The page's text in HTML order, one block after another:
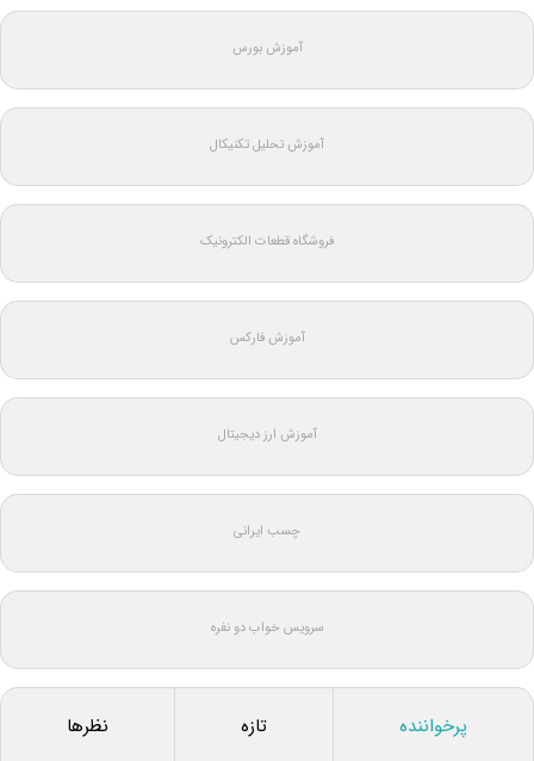
آموزش بورس
آموزش تحلیل تکنیکال
فروشگاه قطعات الکترونیک
آموزش فارکس
آموزش ارز دیجیتال
چسب ایرانی
سرویس خواب دو نفره
پرخواننده تازه نظرها